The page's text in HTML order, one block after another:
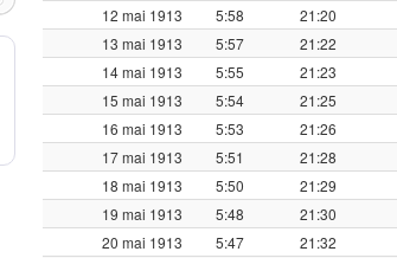
12 mai 1913
5:58 21:20
13 mai 1913
5:57 21:22
14 mai 1913
5:55 21:23
15 mai 1913
5:54 21:25
16 mai 1913
5:53 21:26
17 mai 1913
5:51 21:28
18 mai 1913
5:50 21:29
19 mai 1913
5:48 21:30
20 mai 1913
5:47 21:32